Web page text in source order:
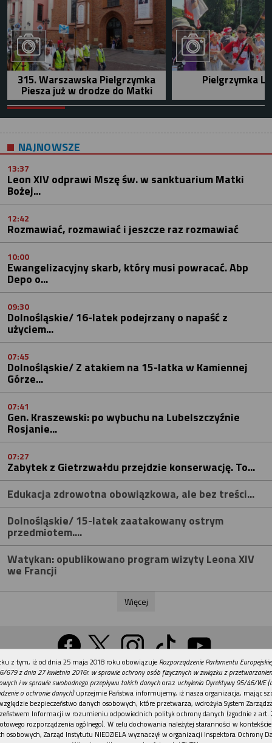
315. Warszawska Pielgrzymka
Piesza już w drodze do Matki
Pielgrzymka
NAJNOWSZE
13:37
Leon XIV odprawi Mszę św. w sanktuarium Matki
Bożej...
12:42
Rozmawiać, rozmawiać i jeszcze raz rozmawiać
10:00
Ewangelizacyjny skarb, który musi powracać. Abp
Depo o...
09:30
Dolnośląskie/ 16-latek podejrzany o napaść z
użyciem...
07:45
Dolnośląskie/ Z atakiem na 15-latka w Kamiennej
Górze...
07:41
Gen. Kraszewski: po wybuchu na Lubelszczyźnie
Rosjanie...
07:27
Zabytek z Gietrzwałdu przejdzie konserwację. To...
Edukacja zdrowotna obowiązkowa, ale bez treści...
Dolnośląskie/ 15-latek zaatakowany ostrym
przedmiotem....
Watykan: opublikowano program wizyty Leona XIV
we Francji
Więcej
Wersja na komputer
Działy Tematy Kontakt Reklama
Patronaty
Polityka prywatności
REKLAMA
z tym, iż od dnia 25 maja 2018 roku obowiązuje Rozporządzenie Parlamentu
679 z dnia 27 kwietnia 2016r. w sprawie ochrony osób fizycznych w związku z
i w sprawie swobodnego przepływu takich danychoraz uchylenia Dyrektywy 95/46/WE
o ochronie danych)uprzejmie Państwa informujemy, iż nasza organizacja, mając
bezpieczeństwo danych osobowych, które przetwarza, wdrożyła System
Informacji w rozumieniu odpowiednich polityk ochrony danych (zgodnie z art.
rozporządzenia ogólnego). W celu dochowania należytej staranności w
osobowych, Zarząd Instytutu NIEDZIELA wyznaczył w organizacji Inspektora Ochrony